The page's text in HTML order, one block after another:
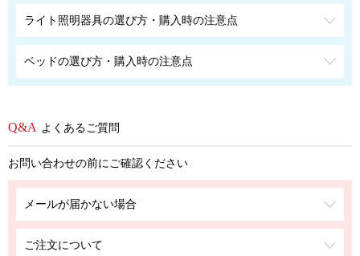
ライト照明器具の選び方・購入時の注意点
ベッドの選び方・購入時の注意点
よくあるご質問
お問い合わせの前にご確認ください
メールが届かない場合
ご注文について